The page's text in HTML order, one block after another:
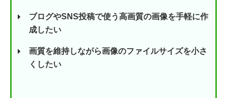
ブログやSNS投稿で使う高画質の画像を手軽に作
成したい
画質を維持しながら画像のファイルサイズを小さ
くしたい